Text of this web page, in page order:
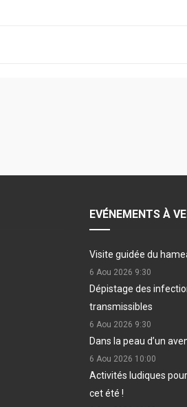
EVÉNEMENTS À
Visite guidée du
6 Aou 2026 9:30
Dépistage des
transmissibles
6 Aou 2026 9:30
Dans la peau d’un
6 Aou 2026 10:00
Activités ludiques
cet été !